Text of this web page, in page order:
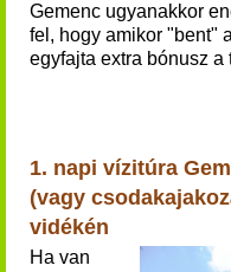
Gemenc ugyanakkor
fel, hogy amikor "bent"
egyfajta extra bónusz a
1. napi vízitúra
(vagy
vidékén
Ha van